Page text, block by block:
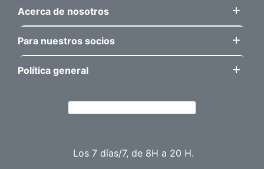
Acerca de nosotros
Para nuestros socios
Política general
Los 7 días/7, de 8H a 20 H.